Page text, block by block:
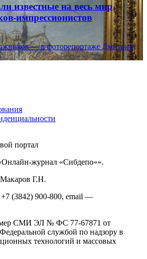
известные на весь мир
импрессионистов
— в фоторепортаже Дмитрия
портал
журнал «Сибдепо»».
Г.Н.
(3842) 900-800, email —
СМИ ЭЛ № ФС 77-67871 от
службой по надзору в
технологий и массовых